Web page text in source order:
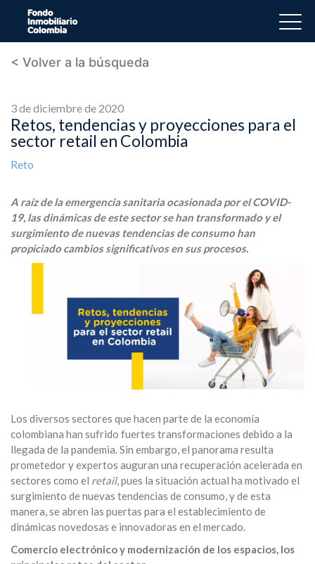
< Volver a la búsqueda
3 de diciembre de 2020
Retos, tendencias y proyecciones para el
sector retail en Colombia
Reto
A raíz de la emergencia sanitaria ocasionada por el COVID-
19, las dinámicas de este sector se han transformado y el
surgimiento de nuevas tendencias de consumo han
propiciado cambios significativos en sus procesos.
Los diversos sectores que hacen parte de la economía
colombiana han sufrido fuertes transformaciones debido a la
llegada de la pandemia. Sin embargo, el panorama resulta
prometedor y expertos auguran una recuperación acelerada en
sectores como el retail, pues la situación actual ha motivado el
surgimiento de nuevas tendencias de consumo, y de esta
manera, se abren las puertas para el establecimiento de
dinámicas novedosas e innovadoras en el mercado.
Comercio electrónico y modernización de los espacios, los